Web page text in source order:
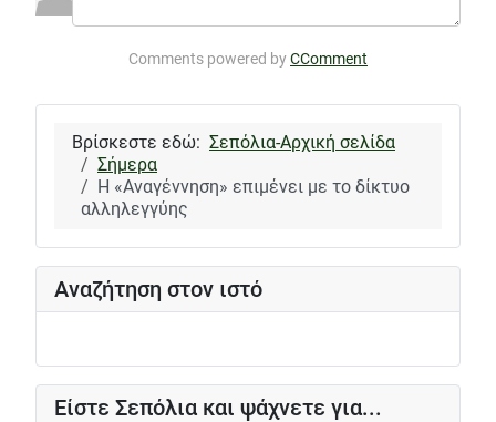
Αναζήτηση στον ιστό
Είστε Σεπόλια και ψάχνετε για...
Comments powered byCComment
Βρίσκεστε εδώ: Σεπόλια-Αρχική σελίδα
Σήμερα
Η «Αναγέννηση» επιμένει με το δίκτυο
αλληλεγγύης